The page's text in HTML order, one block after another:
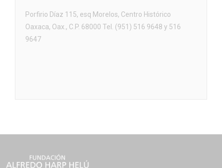
Porfirio Díaz 115, esq Morelos, Centro Histórico
Oaxaca, Oax., C.P. 68000 Tel. (951) 516 9648 y 516
9647